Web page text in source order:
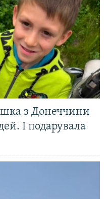
з Донеччини
І подарувала